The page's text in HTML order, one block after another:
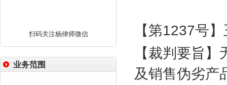
扫码关注杨律师微信
业务范围
【第1237号】
【裁判要旨
及销售伪劣产